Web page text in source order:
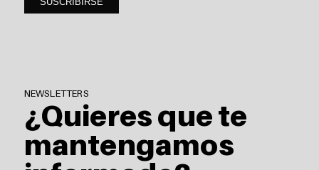
NEWSLETTERS
¿Quieres que te
mantengamos